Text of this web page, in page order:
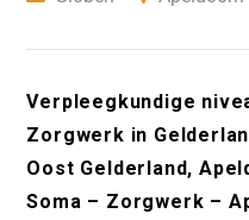
Verpleegkundige
Zorgwerk in
Oost Gelderland,
Soma – Zorgwerk –